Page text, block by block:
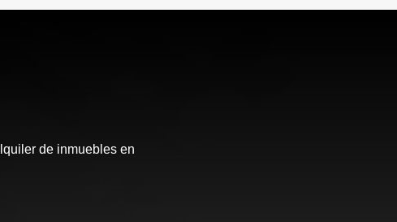
de inmuebles en